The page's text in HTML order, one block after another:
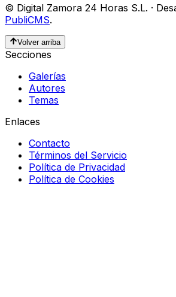
© Digital Zamora 24 Horas S.L. ·
PubliCMS.
Volver arriba
Secciones
Galerías
Autores
Temas
Enlaces
Contacto
Términos del Servicio
Política de Privacidad
Política de Cookies